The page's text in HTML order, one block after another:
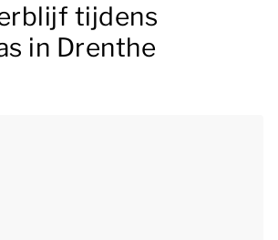
tijdens
in Drenthe